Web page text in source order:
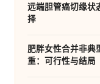
远端胆管癌切缘状
择
肥胖女性合并非典
重：可行性与结局